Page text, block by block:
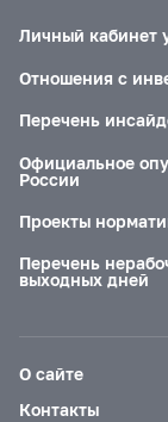
Личный кабинет
Отношения с
Перечень
Официальное
России
Проекты
Перечень
выходных дней
О сайте
Контакты